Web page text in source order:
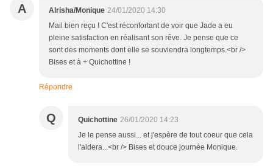
A Alrisha/Monique 24/01/2020 14:30
Mail bien reçu ! C'est réconfortant de voir que Jade a eu
pleine satisfaction en réalisant son rêve. Je pense que ce
sont des moments dont elle se souviendra longtemps.<br />
Bises et à + Quichottine !
Répondre
Q Quichottine 26/01/2020 14:23
Je le pense aussi... et j'espère de tout coeur que cela
l'aidera...<br /> Bises et douce journée Monique.